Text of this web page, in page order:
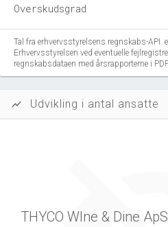
Overskudsgrad
Tal fra erhvervsstyrelsens regnskabs-API.
Erhvervsstyrelsen ved eventuelle
regnskabsdataen med årsrapporterne i
show_chart Udvikling i antal ansatte
THYCO WIne & Dine